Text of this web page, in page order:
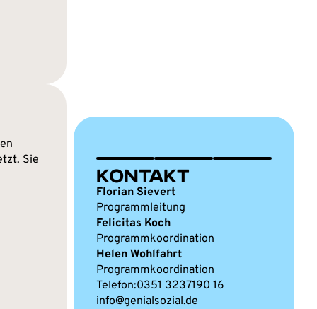
Sie
KONTAKT
Florian Sievert
Programmleitung
Felicitas Koch
Programmkoordination
Helen Wohlfahrt
Programmkoordination
0351 3237190 16
info@genialsozial.de